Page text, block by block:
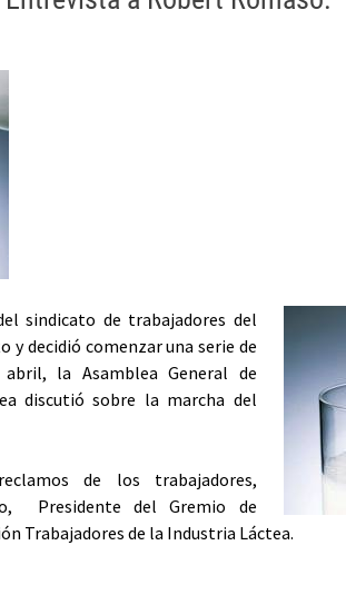
sindicato de trabajadores del
decidió comenzar una serie de
la Asamblea General de
discutió sobre la marcha del
de los trabajadores,
Presidente del Gremio de
Trabajadores de la Industria Láctea.